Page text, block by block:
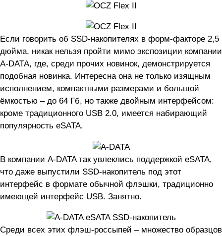
Если говорить об SSD-накопителях в форм-факторе 2,5
дюйма, никак нельзя пройти мимо экспозиции компании
A-DATA, где, среди прочих новинок, демонстрируется
подобная новинка. Интересна она не только изящным
исполнением, компактными размерами и большой
ёмкостью – до 64 Гб, но также двойным интерфейсом:
кроме традиционного USB 2.0, имеется набирающий
популярность eSATA.
В компании A-DATA так увлеклись поддержкой eSATA,
что даже выпустили SSD-накопитель под этот
интерфейс в формате обычной флэшки, традиционно
имеющей интерфейс USB. Занятно.
Среди всех этих флэш-россыпей – множество образцов